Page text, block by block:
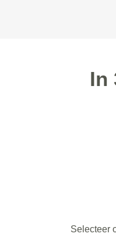
In
Selecteer